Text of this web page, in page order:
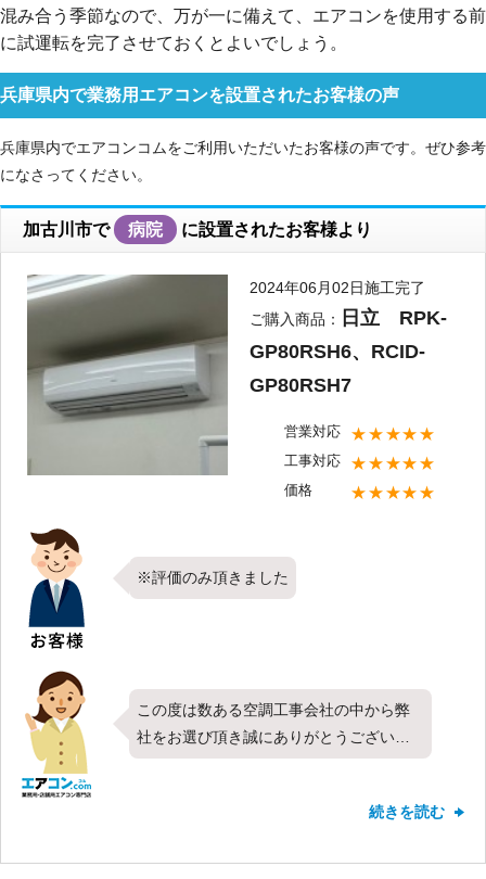
混み合う季節なので、万が一に備えて、エアコンを使用する前
に試運転を完了させておくとよいでしょう。
兵庫県内で業務用エアコンを設置されたお客様の声
兵庫県内でエアコンコムをご利用いただいたお客様の声です。ぜひ参考
になさってください。
加古川市で 病院 に設置されたお客様より
2024年06月02日施工完了
ご購入商品：
日立 RPK-
GP80RSH6、RCID-
GP80RSH7
営業対応 ★★★★★
工事対応 ★★★★★
価格 ★★★★★
※評価のみ頂きました
この度は数ある空調工事会社の中から弊
社をお選び頂き誠にありがとうございま
す。今回は日立製業務用エアコンの天井
壁掛形・シングル・3馬力2台の計3台をお
続きを読む